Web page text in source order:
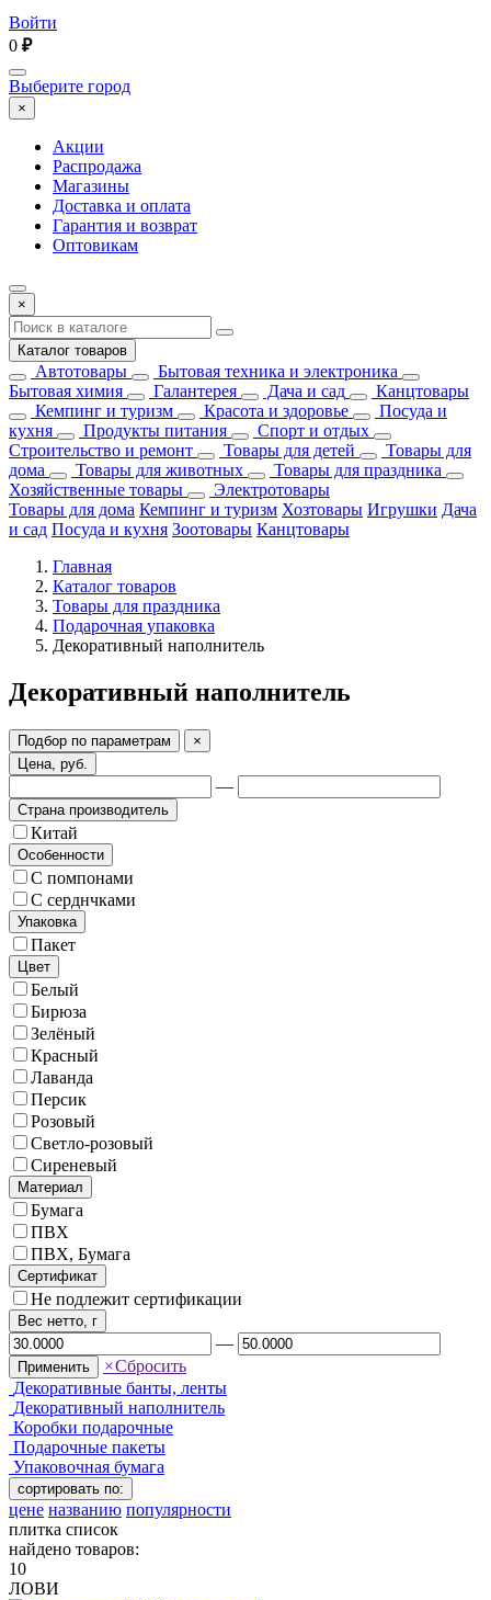
Войти
0 ₽
Выберите город
×
Акции
Распродажа
Магазины
Доставка и оплата
Гарантия и возврат
Оптовикам
×
Каталог товаров
Автотовары
Бытовая техника и электроника
Бытовая химия
Галантерея Дача и сад
Канцтовары
Кемпинг и туризм
Красота и здоровье
Посуда и
кухня
Продукты питания
Спорт и отдых
Строительство и ремонт
Товары для детей
Товары для
дома
Товары для животных
Товары для праздника
Хозяйственные товары
Электротовары
Товары для дома Кемпинг и туризм Хозтовары Игрушки Дача
и сад Посуда и кухня Зоотовары Канцтовары
Главная
Каталог товаров
Товары для праздника
Подарочная упаковка
Декоративный наполнитель
Декоративный наполнитель
Подбор по параметрам
×
Цена, руб.
—
Страна производитель
Китай
Особенности
С помпонами
С серднчками
Упаковка
Пакет
Цвет
Белый
Бирюза
Зелёный
Красный
Лаванда
Персик
Розовый
Светло-розовый
Сиреневый
Материал
Бумага
ПВХ
ПВХ, Бумага
Сертификат
Не подлежит сертификации
Вес нетто, г
—
Применить ×Сбросить
Декоративные банты, ленты
Декоративный наполнитель
Коробки подарочные
Подарочные пакеты
Упаковочная бумага
сортировать по:
цене названию популярности
плитка список
найдено товаров:
10
ЛОВИ